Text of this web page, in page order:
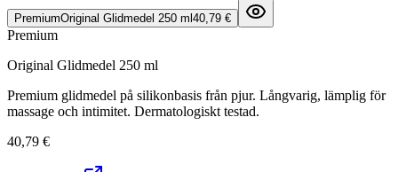
PremiumOriginal Glidmedel 250 ml 40,79 €
Premium
Original Glidmedel 250 ml
Premium glidmedel på silikonbasis från pjur. Långvarig, lämplig för
massage och intimitet. Dermatologiskt testad.
40,79 €